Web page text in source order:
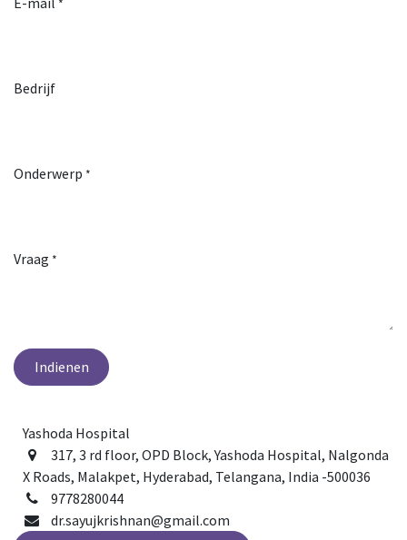
*
Bedrijf
Onderwerp *
Vraag *
Indienen
Yashoda Hospital
317, 3 rd floor, OPD Block, Yashoda Hospital, Nalgonda
X Roads, Malakpet, Hyderabad, Telangana, India -500036
9778280044
dr.sayujkrishnan@gmail.com